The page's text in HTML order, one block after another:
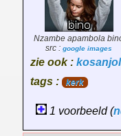
Nzambe apambola
src : google images
zie ook :
tags :
kerk
1 voorbeeld (